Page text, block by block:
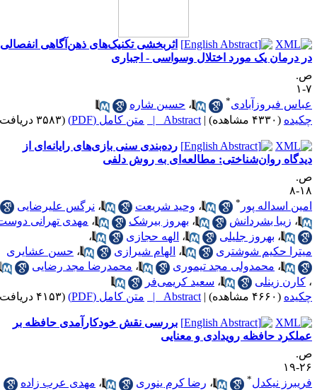
اثربخشی تکنیک‌های ذهن‌آگاهی انفصالی
درمان یک مورد اختلال وسواسی - اجباری
فیروزآبادی * ،حسین شاره
(۴۳۳۰ مشاهده) |
Abstract | متن کامل (PDF) (۳۵۸۳ دریافت)
رده‌بندی سنی بازی‌های رایانه‌ای از
روان‌شناختی: مطالعه‌ای به روش دلفی
۸
اسداله پور
،وحید شریعت ،نرگس علیرضایی
،زیبا بشردانش ،بهروز بیرشک ،مهدی تهرانی دوست
،بهروز جلیلی ،الهه حجازی
،
حکیم شوشتری
،الهام شیرازی ،حسن عشایری
،محمدولی مجد تیموری ،محمدرضا مجد رضایی
کارن زینلی ،سعید کریمی‌فر
(۴۶۶۰ مشاهده) |
Abstract | متن کامل (PDF) (۴۱۵۳ دریافت)
بررسی نقش خودکارآمدی حافظه بر
حافظه رویدادی و معنایی
۱۹
نیکدل* ،رضا کرم ینوری ،مهدی عرب زاده